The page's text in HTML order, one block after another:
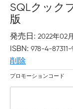
SQLクック
版
発売日 2022年02
ISBN 978-4-
削除
プロモーションコード